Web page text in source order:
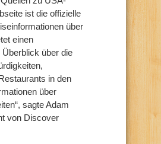
ist die offizielle
über
einen
über die
in den
über
sagte Adam
von Discover